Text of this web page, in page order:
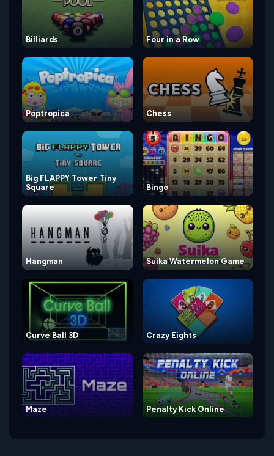
Billiards Four in a Row
Poptropica Chess
Big FLAPPY Tower Tiny
Square
Bingo
Hangman Suika Watermelon Game
Curve Ball 3D Crazy Eights
Maze Penalty Kick Online